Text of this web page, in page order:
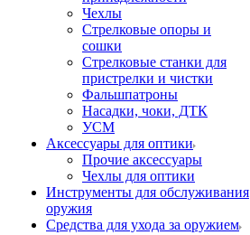
Чехлы
Стрелковые опоры и
сошки
Стрелковые станки для
пристрелки и чистки
Фальшпатроны
Насадки, чоки, ДТК
УСМ
Аксессуары для оптики
Прочие аксессуары
Чехлы для оптики
Инструменты для обслуживания
оружия
Средства для ухода за оружием